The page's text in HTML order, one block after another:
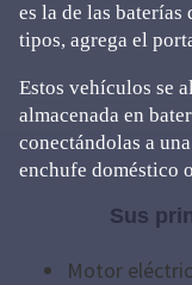
es la de las
tipos, agrega el
Estos vehículos se
almacenada en
conectándolas a
enchufe doméstico
Sus
Motor